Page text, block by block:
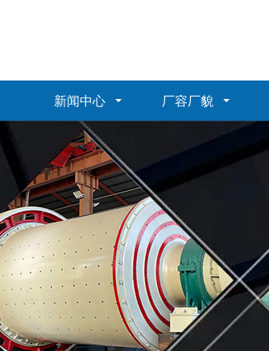
新闻中心 厂容厂貌